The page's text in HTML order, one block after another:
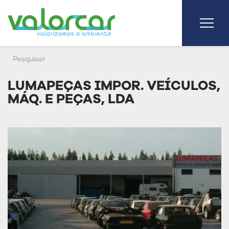
LUMAPEÇAS IMPOR. VEÍCULOS,
MÁQ. E PEÇAS, LDA